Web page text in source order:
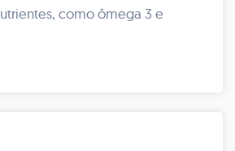
como ômega 3 e